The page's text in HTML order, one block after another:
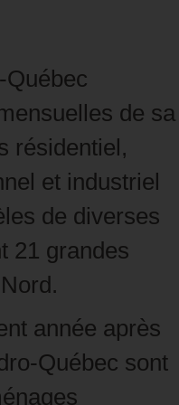
de sa
résidentiel,
et industriel
de diverses
21 grandes
année après
sont